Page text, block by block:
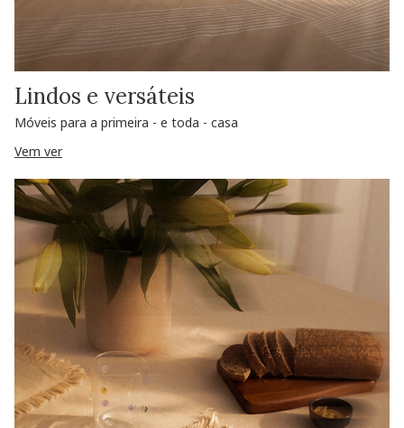
Lindos e versáteis
Móveis para a primeira - e toda - casa
Vem ver